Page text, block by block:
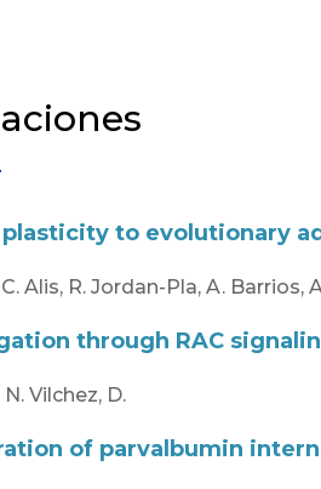
to evolutionary
Alis, R. Jordan-Pla, A. Barrios,
through RAC
Vilchez, D.
of parvalbumin